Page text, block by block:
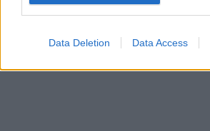
Data Deletion Data Access